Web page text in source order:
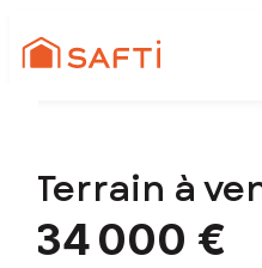
Terrain à
34 000 €